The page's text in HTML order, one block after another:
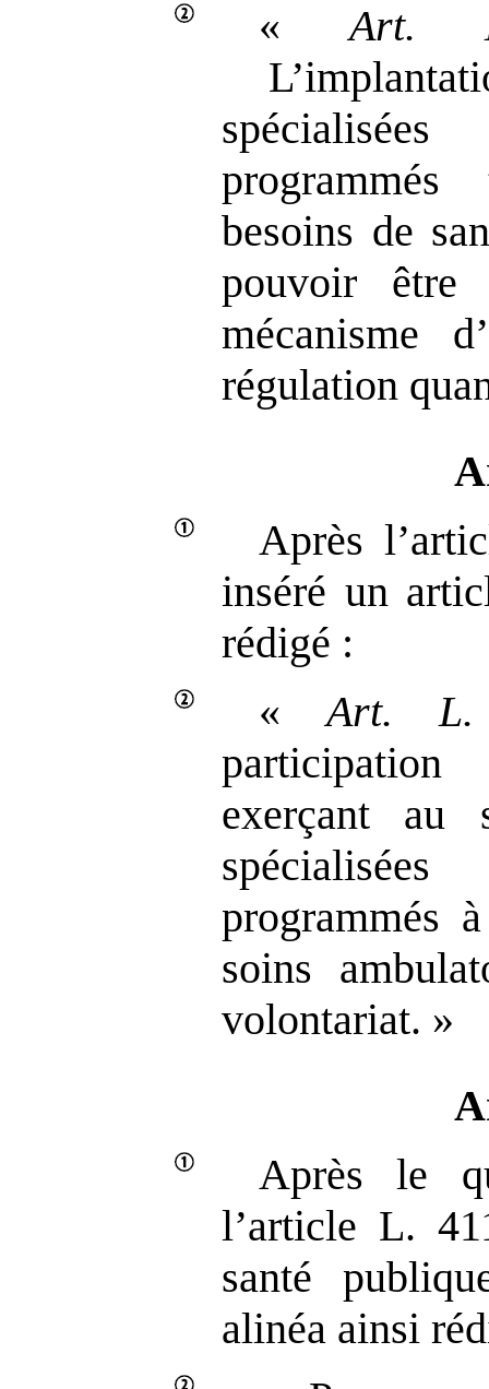
«Art.
besoins de
pouvoir être
mécanisme
régulation
Après
inséré un
rédigé :
«Art.
L.
participation
exerçant au
programmés
soins
volontariat. »
Après le
l’article L.
santé
alinéa ainsi